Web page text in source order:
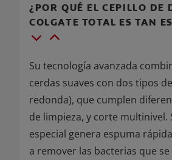
¿POR QUÉ EL CEPILLO DE
COLGATE TOTAL ES TAN
Su tecnología avanzada
cerdas suaves con dos tipos
redonda), que cumplen
de limpieza, y corte multinivel.
especial genera espuma
a remover las bacterias que